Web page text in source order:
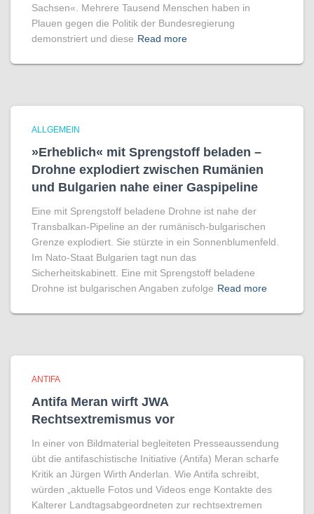
Sachsen«. Mehrere Tausend Menschen haben in
Plauen gegen die Politik der Bundesregierung
demonstriert und diese Read more
ALLGEMEIN
»Erheblich« mit Sprengstoff beladen –
Drohne explodiert zwischen Rumänien
und Bulgarien nahe einer Gaspipeline
Eine mit Sprengstoff beladene Drohne ist nahe der
Transbalkan-Pipeline an der rumänisch-bulgarischen
Grenze explodiert. Sie stürzte in ein Sonnenblumenfeld.
Im Nato-Staat Bulgarien tagt nun das
Sicherheitskabinett. Eine mit Sprengstoff beladene
Drohne ist bulgarischen Angaben zufolge Read more
ANTIFA
Antifa Meran wirft JWA
Rechtsextremismus vor
In einer von Bildmaterial begleiteten Presseaussendung
übt die antifaschistische Initiative (Antifa) Meran scharfe
Kritik an Jürgen Wirth Anderlan. Wie Antifa schreibt,
würden „aktuelle Fotos und Videos enge Kontakte des
Kalterer Landtagsabgeordneten zur rechtsextremen